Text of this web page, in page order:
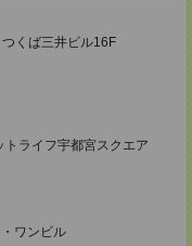
くば三井ビル16F
ライフ宇都宮スクエア
ワンビル